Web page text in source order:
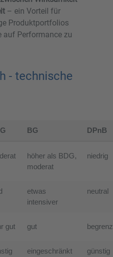
– ein Vorteil für
Produktportfolios
auf Performance zu
- technische
BG DPnB
höher als BDG,
moderat
niedrig
etwas
intensiver
neutral
gut gut
eingeschränkt günstig